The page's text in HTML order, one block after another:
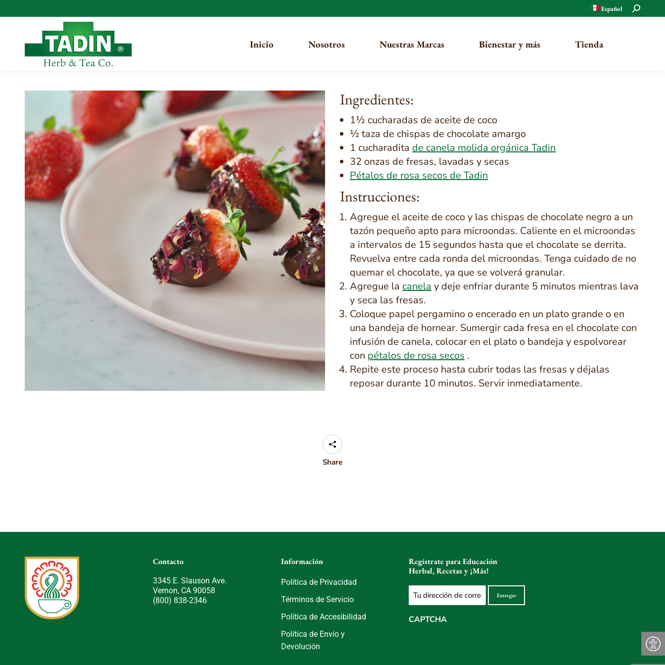
Español Buscar:
Inicio Nosotros Nuestras Marcas Bienestar y más Tienda
Ingredientes:
1½ cucharadas de aceite de coco
½ taza de chispas de chocolate amargo
1 cucharadita de canela molida orgánica Tadin
32 onzas de fresas, lavadas y secas
Pétalos de rosa secos de Tadin
Instrucciones:
Agregue el aceite de coco y las chispas de chocolate negro a un
tazón pequeño apto para microondas. Caliente en el microondas
a intervalos de 15 segundos hasta que el chocolate se derrita.
Revuelva entre cada ronda del microondas. Tenga cuidado de no
quemar el chocolate, ya que se volverá granular.
Agregue la canela y deje enfriar durante 5 minutos mientras lava
y seca las fresas.
Coloque papel pergamino o encerado en un plato grande o en
una bandeja de hornear. Sumergir cada fresa en el chocolate con
infusión de canela, colocar en el plato o bandeja y espolvorear
con pétalos de rosa secos .
Repite este proceso hasta cubrir todas las fresas y déjalas
reposar durante 10 minutos. Servir inmediatamente.
Share
Contacto
3345 E. Slauson Ave.
Vernon, CA 90058
(800) 838-2346
Información
Política de Privacidad
Términos de Servicio
Política de Accesibilidad
Política de Envío y
Devolución
Regístrate para Educación
Herbal, Recetas y ¡Más!
Correo
electrónico
(Obligatorio)
Entregar
CAPTCHA